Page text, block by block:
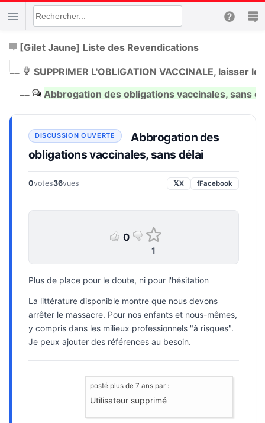
[Gilet Jaune] Liste des Revendications
__
SUPPRIMER L'OBLIGATION VACCINALE, laisser
__ Abbrogation des obligations vaccinales, sans
Abbrogation des
obligations vaccinales, sans délai
0votes36vues 𝕏X fFacebook
0
1
Plus de place pour le doute, ni pour l'hésitation
La littérature disponible montre que nous devons
arrêter le massacre. Pour nos enfants et nous-mêmes,
y compris dans les milieux professionnels "à risques".
Je peux ajouter des références au besoin.
posté plus de 7 ans par :
Utilisateur supprimé